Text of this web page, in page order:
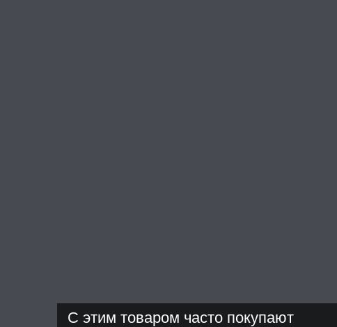
С этим товаром часто покупают